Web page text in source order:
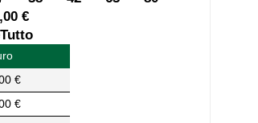
€
€
€